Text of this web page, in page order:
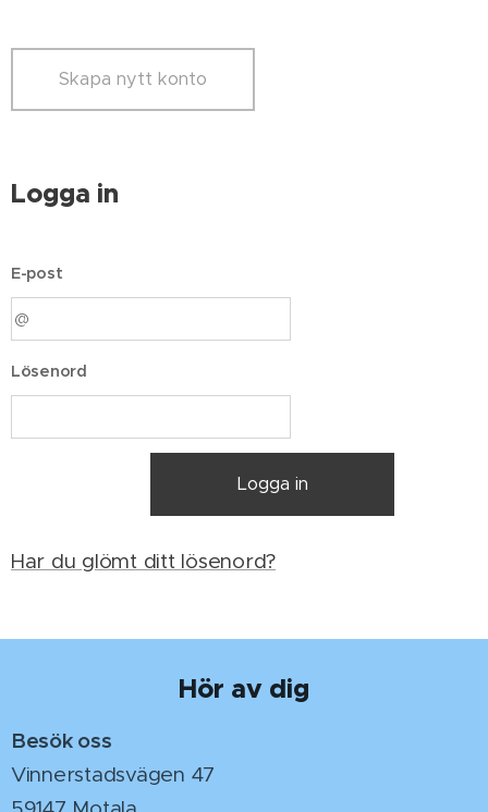
Skapa nytt konto
Logga in
E-post
Lösenord
Logga in
Har du glömt ditt lösenord?
Hör av dig
Besök oss
Vinnerstadsvägen 47